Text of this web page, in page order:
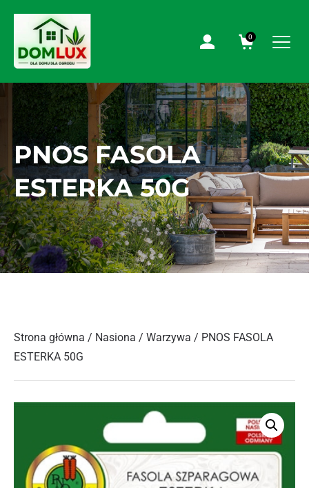
0
PNOS FASOLA
ESTERKA 50G
Strona główna / Nasiona / Warzywa / PNOS FASOLA
ESTERKA 50G